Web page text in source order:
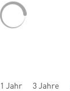
1 Jahr 3 Jahre